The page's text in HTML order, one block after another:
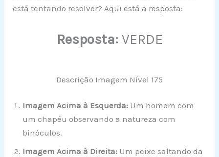
está tentando resolver? Aqui está a resposta:
Resposta: VERDE
Descrição Imagem Nível 175
Imagem Acima à Esquerda: Um homem com
um chapéu observando a natureza com
binóculos.
Imagem Acima à Direita: Um peixe saltando da